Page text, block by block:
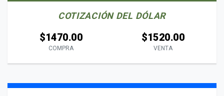
COTIZACIÓN DEL DÓLAR
$1470.00
COMPRA
$1520.00
VENTA